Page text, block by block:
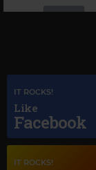
Magic Jazz
FRANK SINATRA –MY
IT ROCKS!
Like
Facebook
IT ROCKS!